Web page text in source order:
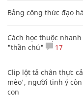
Bảng công thức đạo
Cách học thuộc
"thần chú"
17
Clip lột tả chân thực
mèo', người tinh ý
con